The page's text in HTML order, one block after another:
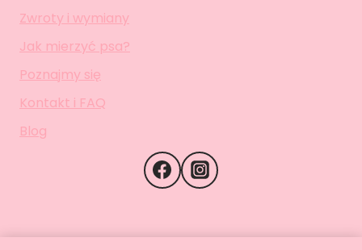
Zwroty i wymiany
Jak mierzyć psa?
Poznajmy się
Kontakt i FAQ
Blog